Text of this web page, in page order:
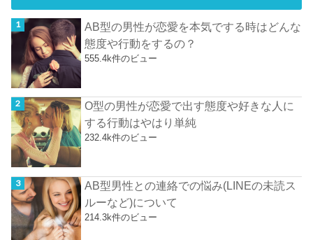
AB型の男性が恋愛を本気でする時はどんな
態度や行動をするの？
555.4k件のビュー
O型の男性が恋愛で出す態度や好きな人に
する行動はやはり単純
232.4k件のビュー
AB型男性との連絡での悩み(LINEの未読ス
ルーなど)について
214.3k件のビュー